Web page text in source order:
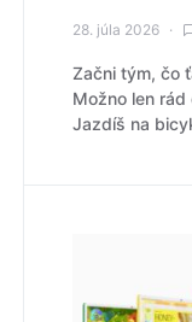
28. júla 2026
Začni tým, čo
Možno len
Jazdíš na